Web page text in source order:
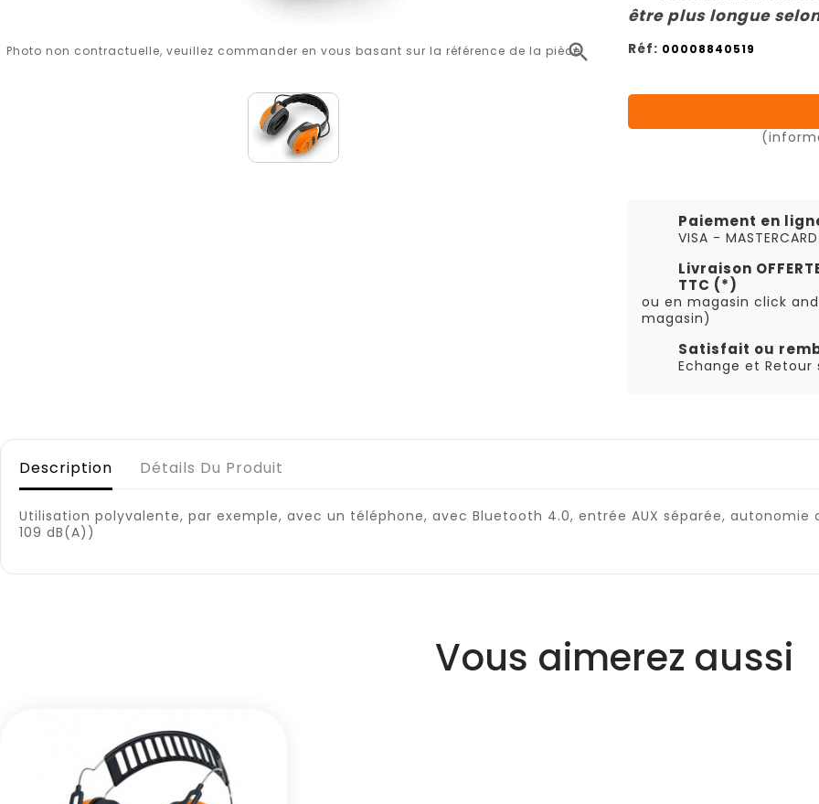

Photo non contractuelle, veuillez commander en vous basant sur la référence de la pièce
être plus longue
Réf: 00008840519
Paiement en
VISA - MASTERCARD
Livraison
TTC (*)
ou en magasin click
magasin)
Satisfait ou
Echange et Retour
Description Détails Du Produit
Utilisation polyvalente, par exemple, avec un téléphone, avec Bluetooth 4.0, entrée AUX séparée, autonomie
109 dB(A))
Vous aimerez aussi